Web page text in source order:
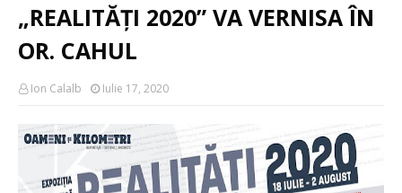
„REALITĂȚI 2020” VA VERNISA ÎN
OR. CAHUL
Ion Calalb Iulie 17, 2020